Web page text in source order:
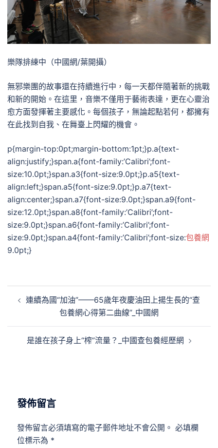
樂隊排練中（中國網/葉開攝）
無邪樂團的故事還在持續進行中，每一天都伴隨著新的挑戰
和新的開始。在這里，音樂不僅用于藝術表達，更在心靈治
愈方面發揮著主要感化。每個孩子，無論起點若何，都擁有
在此找到自我、在舞臺上閃耀的機會。
p{margin-top:0pt;margin-bottom:1pt;}p.a{text-
align:justify;}span.a{font-family:’Calibri’;font-
size:10.0pt;}span.a3{font-size:9.0pt;}p.a5{text-
align:left;}span.a5{font-size:9.0pt;}p.a7{text-
align:center;}span.a7{font-size:9.0pt;}span.a9{font-
size:12.0pt;}span.a8{font-family:’Calibri’;font-
size:9.0pt;}span.a6{font-family:’Calibri’;font-
size:9.0pt;}span.a4{font-family:’Calibri’;font-size:包養網
9.0pt;}
章
連續為國“加油”——65歲年夜慶油田上揚生長的“查
包養網心得第二曲線”_中國網
是誰在孩子身上“榨”流量？_中國查包養經歷網
發佈留言
發佈留言必須填寫的電子郵件地址不會公開。 必填欄
位標示為 *